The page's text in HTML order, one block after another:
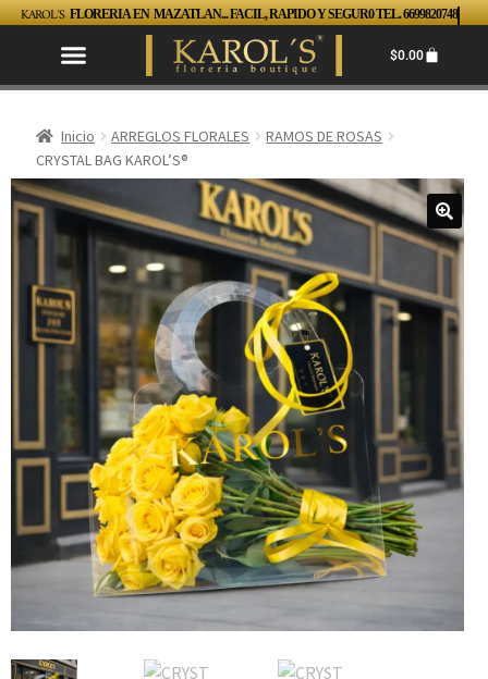
KAROL´S FLORERIA EN MAZATLAN... FACIL, RAPIDO Y SEGUR0 TEL. 6699820748
$0.00
Inicio ARREGLOS FLORALES
RAMOS DE ROSAS
CRYSTAL BAG KAROL’S®️